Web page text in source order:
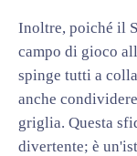
Inoltre, poiché il
campo di gioco
spinge tutti a
anche
griglia. Questa
divertente; è